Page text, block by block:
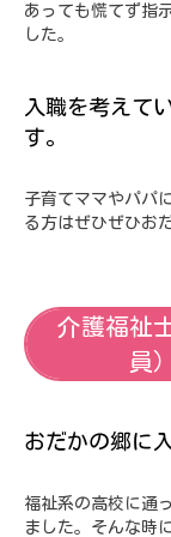
あっても慌てず指
した。
入職を考えて
す。
子育てママやパパ
る方はぜひぜひお
介護福祉
員）
おだかの郷に
福祉系の高校に通
ました。そんな時